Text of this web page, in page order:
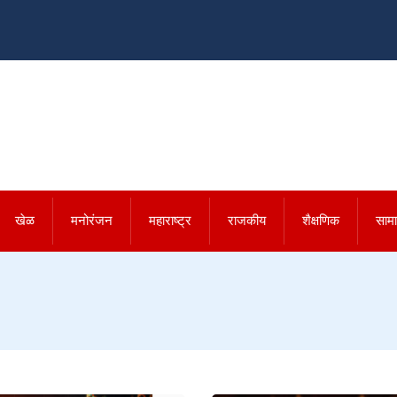
खेळ मनोरंजन महाराष्ट्र राजकीय शैक्षणिक